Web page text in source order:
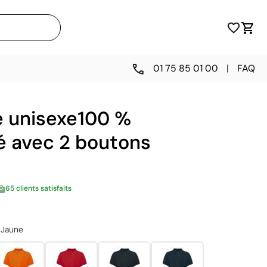
01 75 85 01 00 | FAQ
%
avec 2 boutons
65 clients satisfaits
Jaune